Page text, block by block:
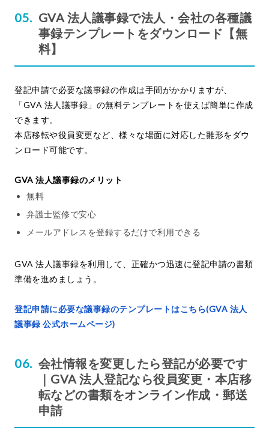
GVA 法人議事録で法人・会社の各種議
事録テンプレートをダウンロード【無
料】
登記申請で必要な議事録の作成は手間がかかりますが、
「GVA 法人議事録」の無料テンプレートを使えば簡単に作成
できます。
本店移転や役員変更など、様々な場面に対応した雛形をダウ
ンロード可能です。
GVA 法人議事録のメリット
無料
弁護士監修で安心
メールアドレスを登録するだけで利用できる
GVA 法人議事録を利用して、正確かつ迅速に登記申請の書類
準備を進めましょう。
登記申請に必要な議事録のテンプレートはこちら(GVA 法人
議事録 公式ホームページ)
会社情報を変更したら登記が必要です
｜GVA 法人登記なら役員変更・本店移
転などの書類をオンライン作成・郵送
申請